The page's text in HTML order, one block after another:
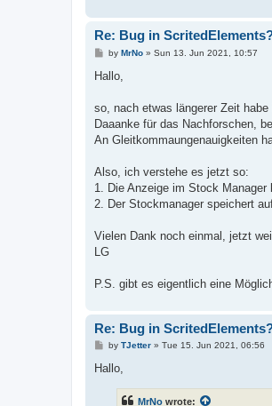
Re: Bug in
P
s
by MrNo» Sun 13. Jun 2021, 10:57
Hallo,
so, nach etwas längerer Zeit
Daaanke für das Nachforschen,
An Gleitkommaungenauigkeiten
Also, ich verstehe es jetzt so:
1. Die Anzeige im Stock
2. Der Stockmanager speichert
Vielen Dank noch einmal, jetzt
LG
P.S. gibt es eigentlich eine
Re: Bug in
P
s
by TJetter» Tue 15. Jun 2021, 06:56
Hallo,
MrNo wrote: